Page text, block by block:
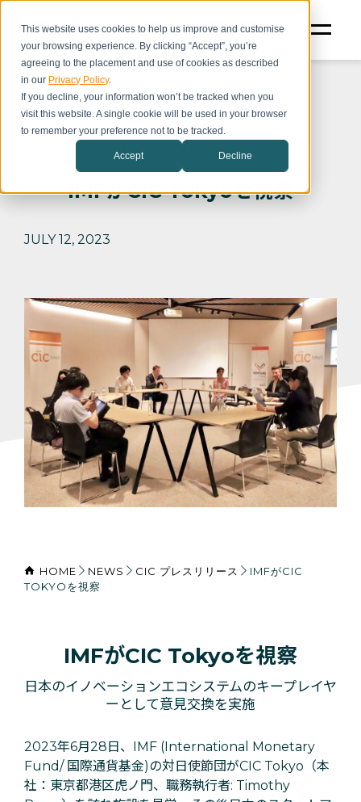
This website uses cookies to help us improve and customise
your browsing experience. By clicking “Accept”, you’re
agreeing to the placement and use of cookies as described
in our Privacy Policy.
If you decline, your information won’t be tracked when you
visit this website. A single cookie will be used in your browser
to remember your preference not to be tracked.
Accept Decline
CIC プレスリリース
IMFがCIC Tokyoを視察
JULY 12, 2023
HOME NEWS CIC プレスリリース
IMFがCIC
TOKYOを視察
IMFがCIC Tokyoを視察
日本のイノベーションエコシステムのキープレイヤ
ーとして意見交換を実施
2023年6月28日、IMF (International Monetary
Fund/ 国際通貨基金)の対日使節団がCIC Tokyo（本
社：東京都港区虎ノ門、職務執行者: Timothy